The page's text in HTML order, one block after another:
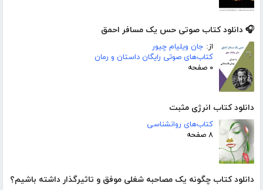
🎧 دانلود کتاب صوتی حس یک مسافر احمق
از: جان ویلیام چیور
کتاب‌های صوتی رایگان داستان و رمان
۰ صفحه
دانلود کتاب انرژی مثبت
کتاب‌های روانشناسی
۸ صفحه
دانلود کتاب چگونه یک مصاحبه شغلی موفق و تاثیرگذار داشته باشیم؟